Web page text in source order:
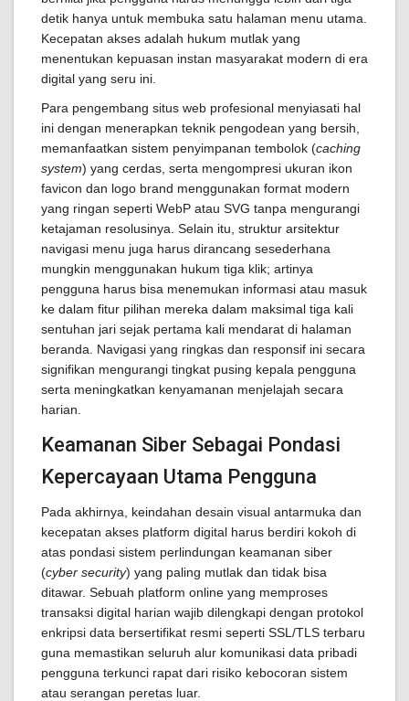
detik hanya untuk membuka satu halaman menu utama.
Kecepatan akses adalah hukum mutlak yang
menentukan kepuasan instan masyarakat modern di era
digital yang seru ini.
Para pengembang situs web profesional menyiasati hal
ini dengan menerapkan teknik pengodean yang bersih,
memanfaatkan sistem penyimpanan tembolok (caching
system) yang cerdas, serta mengompresi ukuran ikon
favicon dan logo brand menggunakan format modern
yang ringan seperti WebP atau SVG tanpa mengurangi
ketajaman resolusinya. Selain itu, struktur arsitektur
navigasi menu juga harus dirancang sesederhana
mungkin menggunakan hukum tiga klik; artinya
pengguna harus bisa menemukan informasi atau masuk
ke dalam fitur pilihan mereka dalam maksimal tiga kali
sentuhan jari sejak pertama kali mendarat di halaman
beranda. Navigasi yang ringkas dan responsif ini secara
signifikan mengurangi tingkat pusing kepala pengguna
serta meningkatkan kenyamanan menjelajah secara
harian.
Keamanan Siber Sebagai Pondasi
Kepercayaan Utama Pengguna
Pada akhirnya, keindahan desain visual antarmuka dan
kecepatan akses platform digital harus berdiri kokoh di
atas pondasi sistem perlindungan keamanan siber
(cyber security) yang paling mutlak dan tidak bisa
ditawar. Sebuah platform online yang memproses
transaksi digital harian wajib dilengkapi dengan protokol
enkripsi data bersertifikat resmi seperti SSL/TLS terbaru
guna memastikan seluruh alur komunikasi data pribadi
pengguna terkunci rapat dari risiko kebocoran sistem
atau serangan peretas luar.